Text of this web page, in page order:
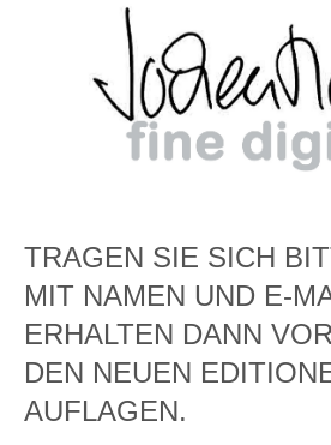
TRAGEN SIE SICH
MIT NAMEN UND E-
ERHALTEN DANN
DEN NEUEN
AUFLAGEN.